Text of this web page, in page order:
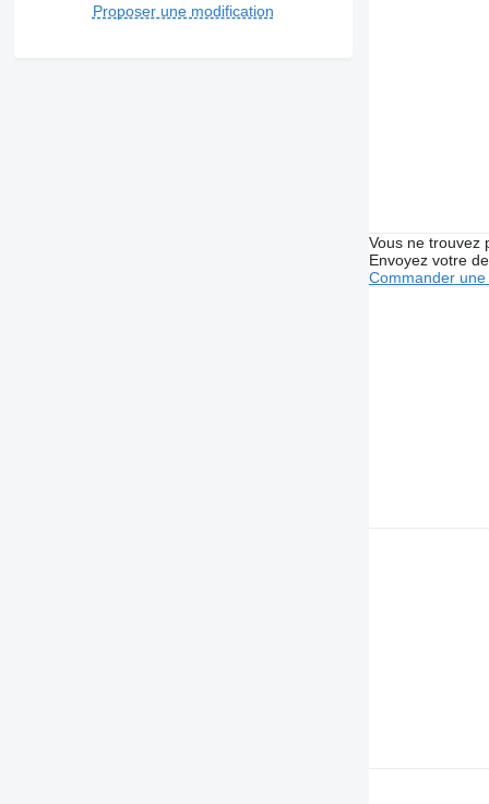
Proposer une modification
Vous ne trouvez
Envoyez votre
Commander